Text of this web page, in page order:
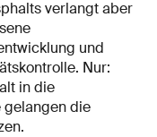
verlangt aber
und
Nur:
in die
gelangen die